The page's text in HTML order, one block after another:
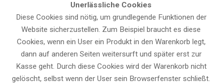
Unerlässliche Cookies
Diese Cookies sind nötig, um grundlegende Funktionen der
Website sicherzustellen. Zum Beispiel braucht es diese
Cookies, wenn ein User ein Produkt in den Warenkorb legt,
dann auf anderen Seiten weitersurft und später erst zur
Kasse geht. Durch diese Cookies wird der Warenkorb nicht
gelöscht, selbst wenn der User sein Browserfenster schließt.